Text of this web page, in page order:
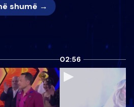
shumë →
02:56